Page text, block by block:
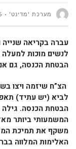
מערכת 'מדינט'
עברה בקריאה
לנשים מוכות
הבטחת הכנסה, גם
הצ”ח שיזמה ויצו
לביא (יש עתיד)
הבטחת הכנסה. גילה
המשמעותי ביותר
משקף את תמיכת
האלימות המלווה